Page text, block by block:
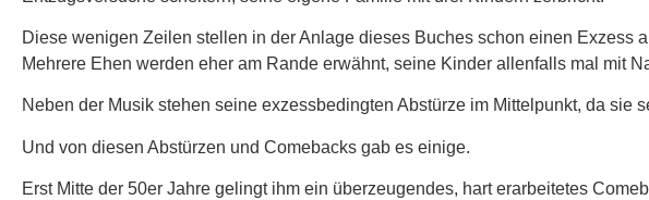
Diese wenigen Zeilen stellen in der Anlage dieses Buches schon einen Exzess
Mehrere Ehen werden eher am Rande erwähnt, seine Kinder allenfalls mal mit
Neben der Musik stehen seine exzessbedingten Abstürze im Mittelpunkt, da sie
Und von diesen Abstürzen und Comebacks gab es einige.
Erst Mitte der 50er Jahre gelingt ihm ein überzeugendes, hart erarbeitetes